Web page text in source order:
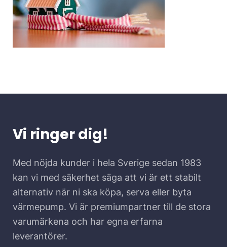
Vi ringer dig!
Med nöjda kunder i hela Sverige sedan 1983
kan vi med säkerhet säga att vi är ett stabilt
alternativ när ni ska köpa, serva eller byta
värmepump. Vi är premiumpartner till de stora
varumärkena och har egna erfarna
leverantörer.